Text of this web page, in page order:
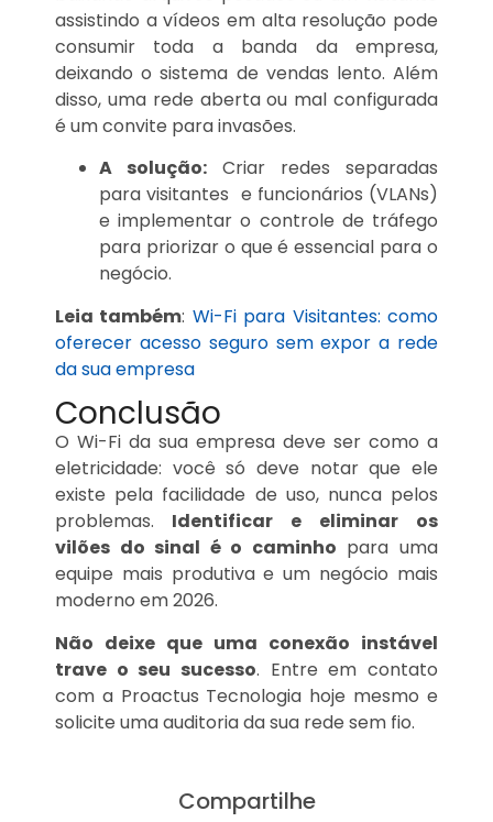
assistindo a vídeos em alta resolução pode
consumir toda a banda da empresa,
deixando o sistema de vendas lento. Além
disso, uma rede aberta ou mal configurada
é um convite para invasões.
A solução: Criar redes separadas
para visitantes e funcionários (VLANs)
e implementar o controle de tráfego
para priorizar o que é essencial para o
negócio.
Leia também: Wi-Fi para Visitantes: como
oferecer acesso seguro sem expor a rede
da sua empresa
Conclusão
O Wi-Fi da sua empresa deve ser como a
eletricidade: você só deve notar que ele
existe pela facilidade de uso, nunca pelos
problemas. Identificar e eliminar os
vilões do sinal é o caminho para uma
equipe mais produtiva e um negócio mais
moderno em 2026.
Não deixe que uma conexão instável
trave o seu sucesso. Entre em contato
com a Proactus Tecnologia hoje mesmo e
solicite uma auditoria da sua rede sem fio.
Compartilhe